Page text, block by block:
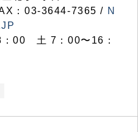
：03-3644-7365 / N
：00 土 7：00〜16：